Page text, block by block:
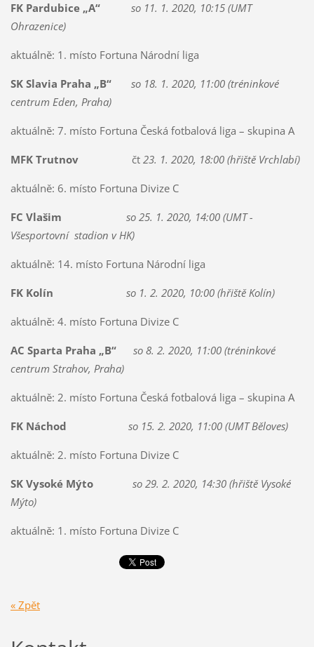
FK Pardubice „A“
so 11. 1. 2020, 10:15 (UMT
Ohrazenice)
aktuálně: 1. místo Fortuna Národní liga
SK Slavia Praha „B“
so 18. 1. 2020, 11:00 (tréninkové
centrum Eden, Praha)
aktuálně: 7. místo Fortuna Česká fotbalová liga – skupina A
MFK Trutnov čt23. 1. 2020, 18:00 (hřiště Vrchlabí)
aktuálně: 6. místo Fortuna Divize C
FC Vlašim
so 25. 1. 2020, 14:00 (UMT -
Všesportovní stadion v HK)
aktuálně: 14. místo Fortuna Národní liga
FK Kolín so 1. 2. 2020, 10:00 (hřiště Kolín)
aktuálně: 4. místo Fortuna Divize C
AC Sparta Praha „B“
so 8. 2. 2020, 11:00 (tréninkové
centrum Strahov, Praha)
aktuálně: 2. místo Fortuna Česká fotbalová liga – skupina A
FK Náchod so 15. 2. 2020, 11:00 (UMT Běloves)
aktuálně: 2. místo Fortuna Divize C
SK Vysoké Mýto
so 29. 2. 2020, 14:30 (hřiště Vysoké
Mýto)
aktuálně: 1. místo Fortuna Divize C
« Zpět